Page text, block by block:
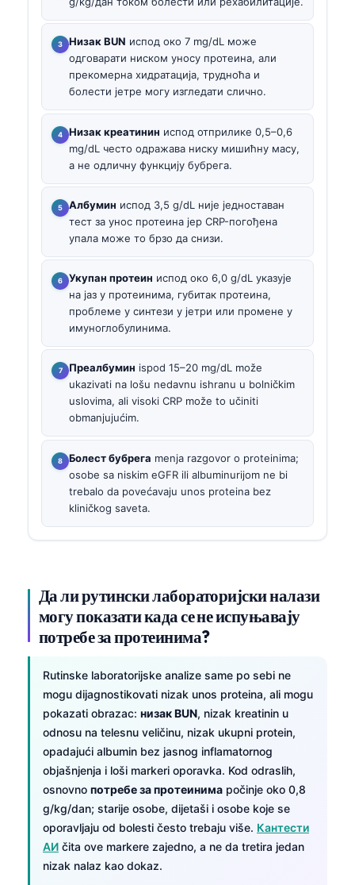
Низак BUN испод око 7 mg/dL може
одговарати ниском уносу протеина, али
прекомерна хидратација, трудноћа и
болести јетре могу изгледати слично.
Низак креатинин испод отприлике 0,5–0,6
mg/dL често одражава ниску мишићну масу,
а не одличну функцију бубрега.
Албумин испод 3,5 g/dL није једноставан
тест за унос протеина јер CRP-погођена
упала може то брзо да снизи.
Укупан протеин испод око 6,0 g/dL указује
на јаз у протеинима, губитак протеина,
проблеме у синтези у јетри или промене у
имуноглобулинима.
Преалбумин ispod 15–20 mg/dL može
ukazivati na lošu nedavnu ishranu u bolničkim
uslovima, ali visoki CRP može to učiniti
obmanjujućim.
Болест бубрега menja razgovor o proteinima;
osobe sa niskim eGFR ili albuminurijom ne bi
trebalo da povećavaju unos proteina bez
kliničkog saveta.
Да ли рутински лабораторијски налази
могу показати када се не испуњавају
потребе за протеинима?
Rutinske laboratorijske analize same po sebi ne
mogu dijagnostikovati nizak unos proteina, ali mogu
pokazati obrazac: низак BUN, nizak kreatinin u
odnosu na telesnu veličinu, nizak ukupni protein,
opadajući albumin bez jasnog inflamatornog
objašnjenja i loši markeri oporavka. Kod odraslih,
osnovno потребе за протеинима počinje oko 0,8
g/kg/dan; starije osobe, dijetaši i osobe koje se
oporavljaju od bolesti često trebaju više. Кантести
АИ čita ove markere zajedno, a ne da tretira jedan
nizak nalaz kao dokaz.